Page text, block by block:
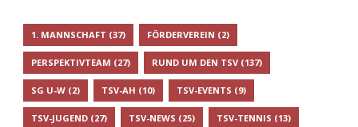
1. MANNSCHAFT (37) FÖRDERVEREIN (2)
PERSPEKTIVTEAM (27) RUND UM DEN TSV (137)
SG U-W (2) TSV-AH (10) TSV-EVENTS (9)
TSV-JUGEND (27) TSV-NEWS (25) TSV-TENNIS (13)